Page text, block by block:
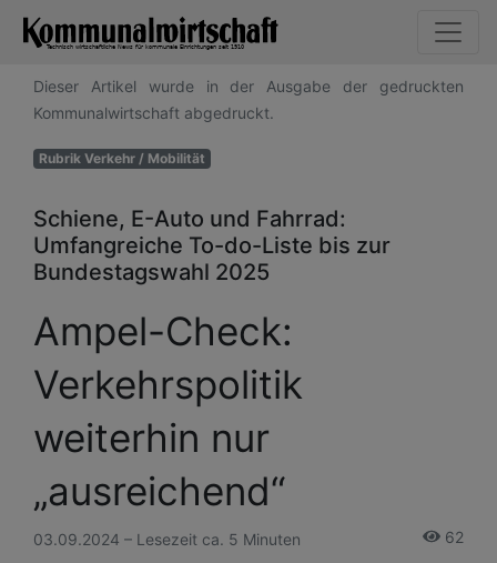
Dieser Artikel wurde in der Ausgabe der gedruckten
Kommunalwirtschaft abgedruckt.
Rubrik Verkehr / Mobilität
Schiene, E-Auto und Fahrrad:
Umfangreiche To-do-Liste bis zur
Bundestagswahl 2025
Ampel-Check:
Verkehrspolitik
weiterhin nur
„ausreichend“
03.09.2024 – Lesezeit ca. 5 Minuten 62